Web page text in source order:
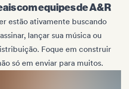
com equipes de A&R
estão ativamente buscando
lançar sua música ou
Foque em construir
só em enviar para muitos.